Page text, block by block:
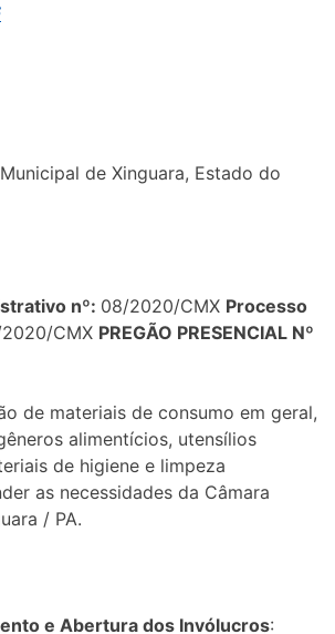
de Xinguara, Estado do
nº: 08/2020/CMX Processo
CMX PREGÃO PRESENCIAL Nº
de materiais de consumo em geral,
alimentícios, utensílios
de higiene e limpeza
as necessidades da Câmara
/ PA.
e Abertura dos Invólucros: